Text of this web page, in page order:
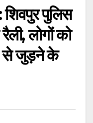
शिवपुर पुलिस
लोगों को
से जुड़ने के